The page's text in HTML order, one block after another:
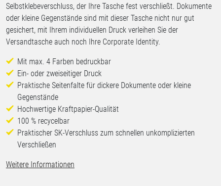
Selbstklebeverschluss, der Ihre Tasche fest verschließt. Dokumente
oder kleine Gegenstände sind mit dieser Tasche nicht nur gut
gesichert, mit Ihrem individuellen Druck verleihen Sie der
Versandtasche auch noch Ihre Corporate Identity.
Mit max. 4 Farben bedruckbar
Ein- oder zweiseitiger Druck
Praktische Seitenfalte für dickere Dokumente oder kleine
Gegenstände
Hochwertige Kraftpapier-Qualität
100 % recycelbar
Praktischer SK-Verschluss zum schnellen unkomplizierten
Verschließen
Weitere Informationen